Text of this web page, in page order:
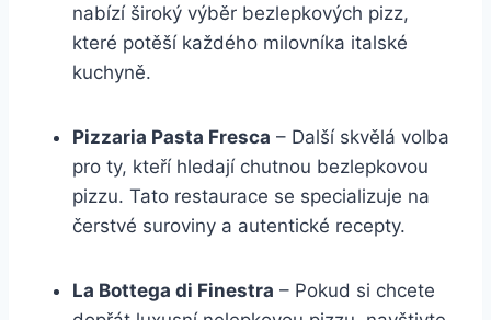
nabízí široký výběr bezlepkových pizz,
které potěší každého milovníka italské
kuchyně.
Pizzaria Pasta Fresca – Další skvělá volba
pro ty, kteří hledají chutnou bezlepkovou
pizzu. Tato restaurace se specializuje na
čerstvé suroviny a autentické recepty.
La Bottega di Finestra – Pokud si chcete